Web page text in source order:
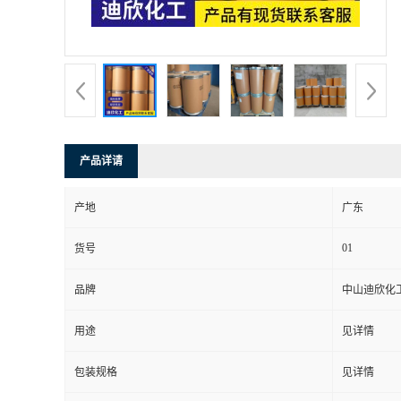
产品详请
产地 广东
货号 01
品牌 中山迪欣化
用途 见详情
包装规格 见详情